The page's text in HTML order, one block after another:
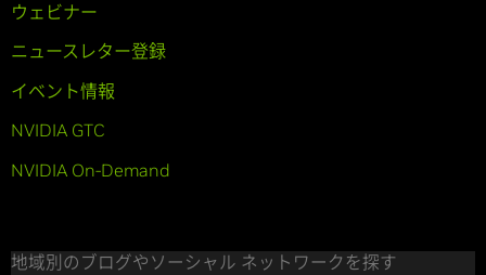
ウェビナー
ニュースレター登録
イベント情報
NVIDIA GTC
NVIDIA On-Demand
地域別のブログやソーシャル ネットワークを探す